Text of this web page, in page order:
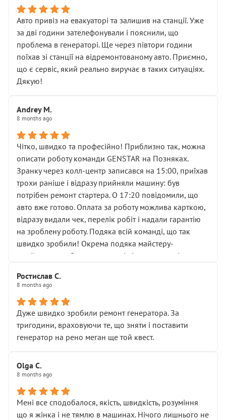
• що біля авто стояти вже не можна
• почали озвучувати купу додаткових робіт без
чіткого пояснення
( ну все зняли та доробили) дякую!
Окремий момент, який виглядає абсурдно:
мені заявили, що бачок гальмівної рідини потрібно
міняти разом із головним гальмівним циліндром у
Для людини, яка хоча б трохи розуміється на техніці,
це звучить як мінімум непрофесійно, а як максимум —
спроба продати дорогий вузол замість елементарних
ущільнювачів.
Що прикро — це не перший мій візит. Раніше міняв у
вас стартер, і тоді сервіс наче справив хороше
враження. Але згодом знайшов декілька гайок під
лобовим склом. Мені пояснили, що це “старі гайки, які
відкручували”, і попросили не хвилюватися. ( надіюсь
новий власник, не застяг в полі))
Але після нинішнього візиту такі дрібниці вже не
здаються дрібницями.
Я — клієнт, який працює на довірі, і саме її цей сервіс
Хотілося б більше:
• належної уваги до авто
• прозорості в роботах і рахунках
• реальної діагностики, а не формального
“подивились і поїхав”
На жаль, складається враження, що сервіс працює не
Стосовно комунікації - все добре
Авто привіз на евакуаторі та залишив на станції. Уже
за дві години зателефонували і пояснили, що
проблема в генераторі. Ще через півтори години
поїхав зі станції на відремонтованому авто. Приємно,
що є сервіс, який реально виручає в таких ситуаціях.
Дякую!
Andrey M.
8 months ago
Чітко, швидко та професійно! Приблизно так, можна
описати роботу команди GENSTAR на Позняках.
Зранку через колл-центр записався на 15:00, приїхав
трохи раніше і відразу прийняли машину: був
потрібен ремонт стартера. О 17:20 повідомили, що
авто вже готово. Оплата за роботу можлива карткою,
відразу видали чек, перелік робіт і надали гарантію
на зроблену роботу. Подяка всій команді, що так
швидко зробили! Окрема подяка майстеру-
приймальнику Олександру: всі чітко та по суті.
звертатися до цього автосервісу.
Ростислав С.
8 months ago
Дуже швидко зробили ремонт генератора. За
тригодини, враховуючи те, що зняти і поставити
генератор на рено меган ще той квест.
Olga С.
8 months ago
Мені все сподобалося, якість, швидкість, розуміння
що я жінка і не тямлю в машинах. Нічого лишнього не